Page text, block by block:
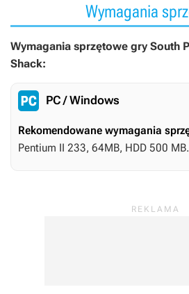
Wymagania
Wymagania sprzętowe gry South
Shack:
PC / Windows
Rekomendowane wymagania
Pentium II 233, 64MB, HDD 500 MB.